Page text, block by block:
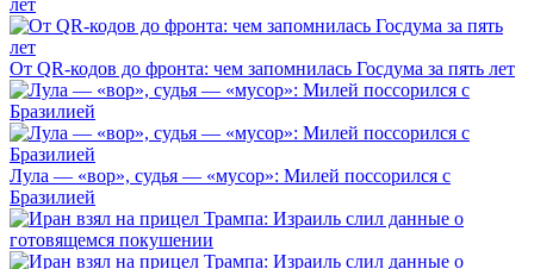
От QR-кодов до фронта: чем запомнилась Госдума за пять лет
Лула — «вор», судья — «мусор»: Милей поссорился с
Бразилией